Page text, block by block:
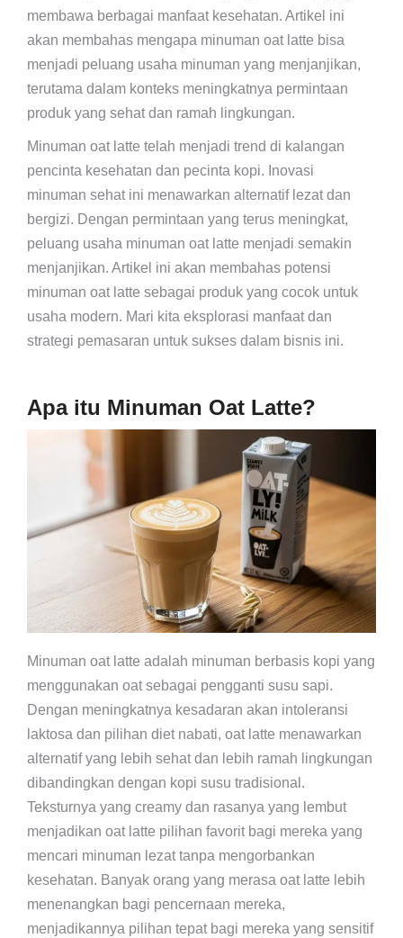
membawa berbagai manfaat kesehatan. Artikel ini
akan membahas mengapa minuman oat latte bisa
menjadi peluang usaha minuman yang menjanjikan,
terutama dalam konteks meningkatnya permintaan
produk yang sehat dan ramah lingkungan.
Minuman oat latte telah menjadi trend di kalangan
pencinta kesehatan dan pecinta kopi. Inovasi
minuman sehat ini menawarkan alternatif lezat dan
bergizi. Dengan permintaan yang terus meningkat,
peluang usaha minuman oat latte menjadi semakin
menjanjikan. Artikel ini akan membahas potensi
minuman oat latte sebagai produk yang cocok untuk
usaha modern. Mari kita eksplorasi manfaat dan
strategi pemasaran untuk sukses dalam bisnis ini.
Apa itu Minuman Oat Latte?
Minuman oat latte adalah minuman berbasis kopi yang
menggunakan oat sebagai pengganti susu sapi.
Dengan meningkatnya kesadaran akan intoleransi
laktosa dan pilihan diet nabati, oat latte menawarkan
alternatif yang lebih sehat dan lebih ramah lingkungan
dibandingkan dengan kopi susu tradisional.
Teksturnya yang creamy dan rasanya yang lembut
menjadikan oat latte pilihan favorit bagi mereka yang
mencari minuman lezat tanpa mengorbankan
kesehatan. Banyak orang yang merasa oat latte lebih
menenangkan bagi pencernaan mereka,
menjadikannya pilihan tepat bagi mereka yang sensitif